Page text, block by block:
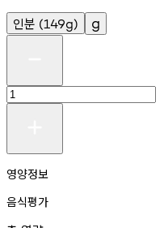
인분 (149g) g
영양정보
음식평가